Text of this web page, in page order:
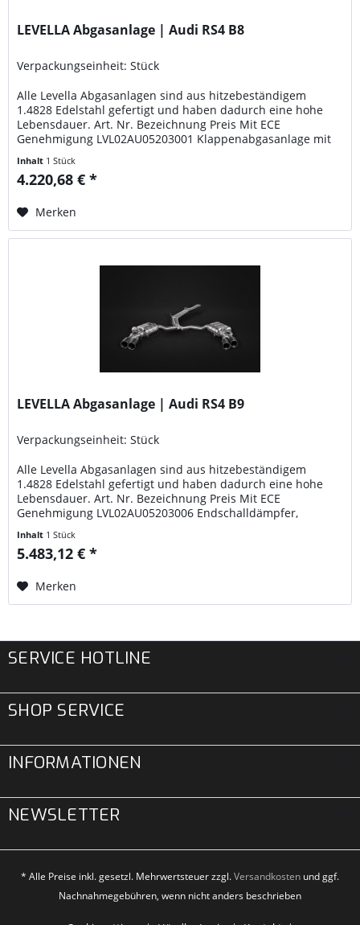
LEVELLA Abgasanlage | Audi RS4 B8
Verpackungseinheit: Stück
Alle Levella Abgasanlagen sind aus hitzebeständigem
1.4828 Edelstahl gefertigt und haben dadurch eine hohe
Lebensdauer. Art. Nr. Bezeichnung Preis Mit ECE
Genehmigung LVL02AU05203001 Klappenabgasanlage mit
Steuergerät CES-3 901,68 Euro Nur für Rennsportzwecke!
LVL02AU05203011 Klappenabgasanlage mit
Inhalt 1 Stück
4.220,68 € *
Merken
LEVELLA Abgasanlage | Audi RS4 B9
Verpackungseinheit: Stück
Alle Levella Abgasanlagen sind aus hitzebeständigem
1.4828 Edelstahl gefertigt und haben dadurch eine hohe
Lebensdauer. Art. Nr. Bezeichnung Preis Mit ECE
Genehmigung LVL02AU05203006 Endschalldämpfer,
Steuerung, mit doppelrunden Endrohren, bestehend aus
Edelstahl Innenrohr, farbig eloxiertem Aluminiumrohr
Inhalt 1 Stück
5.483,12 € *
Merken
SERVICE HOTLINE
SHOP SERVICE
INFORMATIONEN
NEWSLETTER
* Alle Preise inkl. gesetzl. Mehrwertsteuer zzgl.Versandkosten und ggf.
Nachnahmegebühren, wenn nicht anders beschrieben